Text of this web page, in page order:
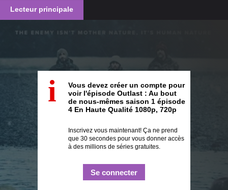
Lecteur principale
i
Vous devez créer un compte pour
voir l'épisode Outlast : Au bout
de nous-mêmes saison 1 épisode
4 En Haute Qualité 1080p, 720p
Inscrivez vous maintenant! Ça ne prend
que 30 secondes pour vous donner accès
à des millions de séries gratuites.
Se connecter